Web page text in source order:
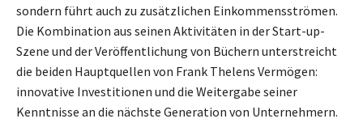
sondern führt auch zu zusätzlichen Einkommensströmen.
Die Kombination aus seinen Aktivitäten in der Start-up-
Szene und der Veröffentlichung von Büchern unterstreicht
die beiden Hauptquellen von Frank Thelens Vermögen:
innovative Investitionen und die Weitergabe seiner
Kenntnisse an die nächste Generation von Unternehmern.